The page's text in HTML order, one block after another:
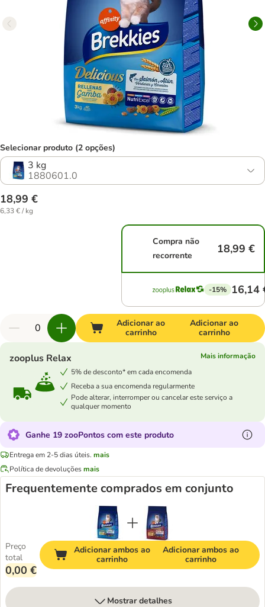
Selecionar produto (2 opções)
3 kg
1880601.0
18,99 €
6,33 € / kg
Compra não
recorrente
18,99 €
-15% 16,14
Adicionar ao
carrinho
Adicionar ao
carrinho
zooplus Relax
Mais informação
5% de desconto* em cada encomenda
Receba a sua encomenda regularmente
Pode alterar, interromper ou cancelar este serviço a
qualquer momento
Ganhe 19 zooPontos com este produto
Entrega em 2-5 dias úteis. mais
Política de devoluçõesmais
Frequentemente comprados em conjunto
Preço
total
0,00 €
Adicionar ambos ao
carrinho
Adicionar ambos ao
carrinho
Mostrar detalhes